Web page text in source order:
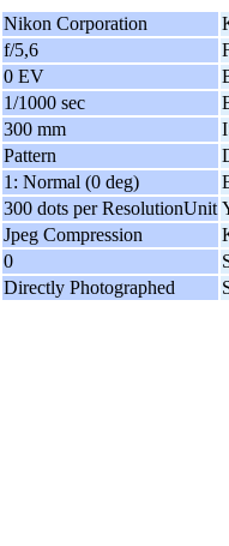
Nikon Corporation
f/5,6
0 EV
1/1000 sec
300 mm
Pattern
1: Normal (0 deg)
300 dots per ResolutionUnit
Jpeg Compression
0
Directly Photographed